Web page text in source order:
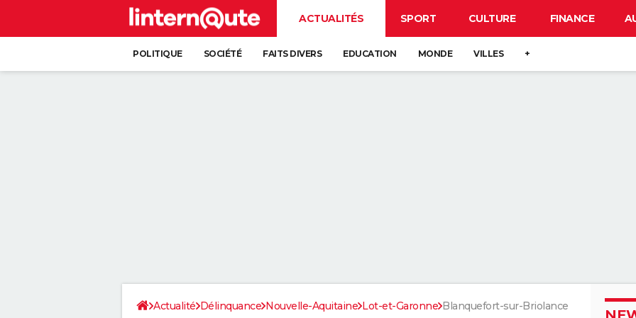
ACTUALITÉS SPORT CULTURE FINANCE
POLITIQUE SOCIÉTÉ FAITS DIVERS EDUCATION MONDE VILLES +
Actualité Délinquance Nouvelle-Aquitaine Lot-et-Garonne Blanquefort-sur-Briolance